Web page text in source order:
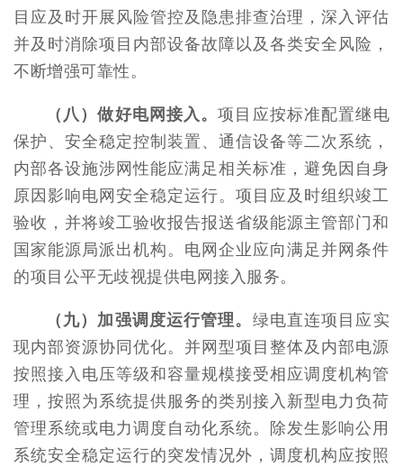
目应及时开展风险管控及隐患排查治理，深入评估
并及时消除项目内部设备故障以及各类安全风险，
不断增强可靠性。
（八）做好电网接入。项目应按标准配置继电
保护、安全稳定控制装置、通信设备等二次系统，
内部各设施涉网性能应满足相关标准，避免因自身
原因影响电网安全稳定运行。项目应及时组织竣工
验收，并将竣工验收报告报送省级能源主管部门和
国家能源局派出机构。电网企业应向满足并网条件
的项目公平无歧视提供电网接入服务。
（九）加强调度运行管理。 绿电直连项目应实
现内部资源协同优化。并网型项目整体及内部电源
按照接入电压等级和容量规模接受相应调度机构管
理，按照为系统提供服务的类别接入新型电力负荷
管理系统或电力调度自动化系统。除发生影响公用
系统安全稳定运行的突发情况外，调度机构应按照